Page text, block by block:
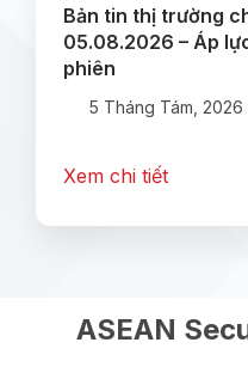
Bản tin thị trường
05.08.2026 – Áp
phiên
5 Tháng Tám, 2026
Xem chi tiết
ASEAN